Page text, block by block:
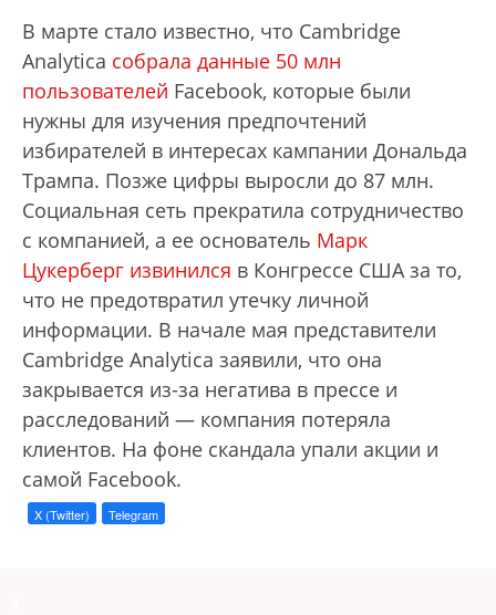
В марте стало известно, что Cambridge
Analytica собрала данные 50 млн
пользователей Facebook, которые были
нужны для изучения предпочтений
избирателей в интересах кампании Дональда
Трампа. Позже цифры выросли до 87 млн.
Социальная сеть прекратила сотрудничество
с компанией, а ее основатель Марк
Цукерберг извинился в Конгрессе США за то,
что не предотвратил утечку личной
информации. В начале мая представители
Cambridge Analytica заявили, что она
закрывается из-за негатива в прессе и
расследований — компания потеряла
клиентов. На фоне скандала упали акции и
самой Facebook.
X (Twitter) Telegram